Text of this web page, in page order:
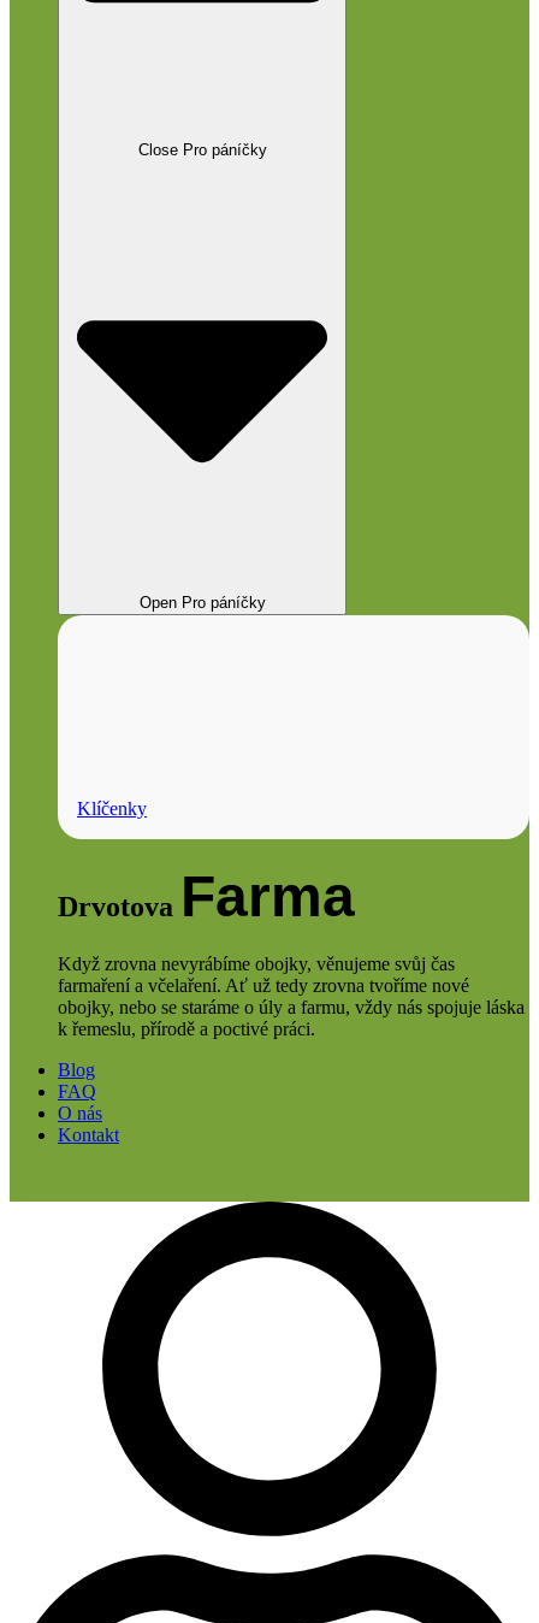
Close Pro páníčky
Open Pro páníčky
Klíčenky
Drvotova Farma
Když zrovna nevyrábíme obojky, věnujeme svůj čas
farmaření a včelaření. Ať už tedy zrovna tvoříme nové
obojky, nebo se staráme o úly a farmu, vždy nás spojuje láska
k řemeslu, přírodě a poctivé práci.
Blog
FAQ
O nás
Kontakt